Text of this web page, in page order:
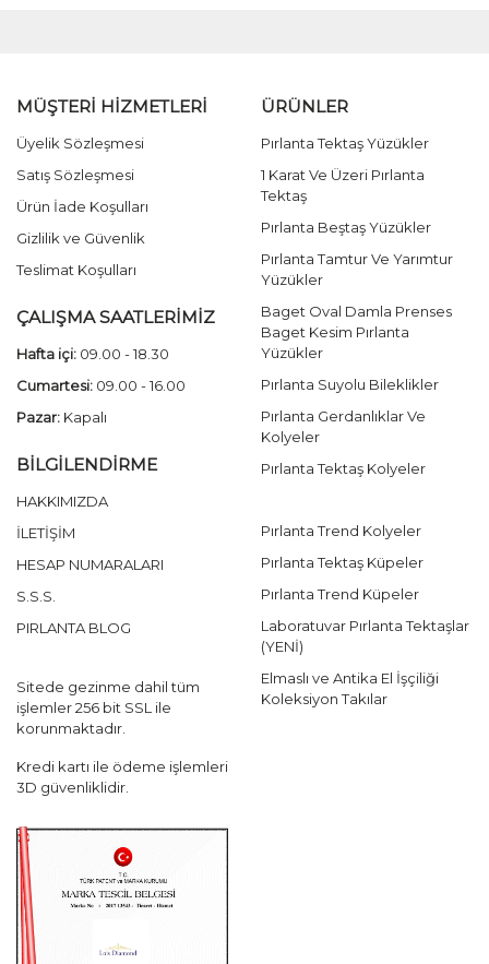
MÜŞTERİ HİZMETLERİ
Üyelik Sözleşmesi
Satış Sözleşmesi
Ürün İade Koşulları
Gizlilik ve Güvenlik
Teslimat Koşulları
ÇALIŞMA SAATLERİMİZ
Hafta içi: 09.00 - 18.30
Cumartesi: 09.00 - 16.00
Pazar: Kapalı
BİLGİLENDİRME
HAKKIMIZDA
İLETİŞİM
HESAP NUMARALARI
S.S.S.
PIRLANTA BLOG
Sitede gezinme dahil tüm
işlemler 256 bit SSL ile
korunmaktadır.
Kredi kartı ile ödeme işlemleri
3D güvenliklidir.
ÜRÜNLER
Pırlanta Tektaş Yüzükler
1 Karat Ve Üzeri Pırlanta
Tektaş
Pırlanta Beştaş Yüzükler
Pırlanta Tamtur Ve Yarımtur
Yüzükler
Baget Oval Damla Prenses
Baget Kesim Pırlanta
Yüzükler
Pırlanta Suyolu Bileklikler
Pırlanta Gerdanlıklar Ve
Kolyeler
Pırlanta Tektaş Kolyeler
Pırlanta Trend Kolyeler
Pırlanta Tektaş Küpeler
Pırlanta Trend Küpeler
Laboratuvar Pırlanta Tektaşlar
(YENİ)
Elmaslı ve Antika El İşçiliği
Koleksiyon Takılar